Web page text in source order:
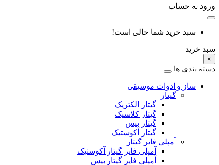
ورود به حساب
سبد خرید شما خالی است!
سبد خرید
×
دسته بندی ها
ساز و ادوات موسیقی
گیتار
گیتار الکتریک
گیتار کلاسیک
گیتار بیس
گیتار آکوستیک
آمپلی فایر گیتار
آمپلی فایر گیتار آکوستیک
آمپلی فایر گیتار بیس